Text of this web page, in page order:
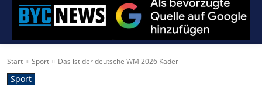
Start Sport Das ist der deutsche WM 2026 Kader
Sport